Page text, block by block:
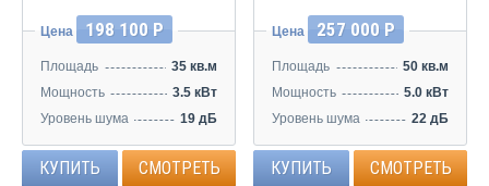
Цена 198 100 Р
Площадь
35 кв.м
Мощность
3.5 кВт
Уровень шума
19 дБ
КУПИТЬ СМОТРЕТЬ
Цена 257 000 Р
Площадь
50 кв.м
Мощность
5.0 кВт
Уровень шума
22 дБ
КУПИТЬ СМОТРЕТЬ